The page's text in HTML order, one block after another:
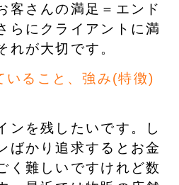
客さんの満足＝エンド
らにクライアントに満
れが大切です。
いること、強み(特徴)
ンを残したいです。し
ばかり追求するとお金
く難しいですけれど数